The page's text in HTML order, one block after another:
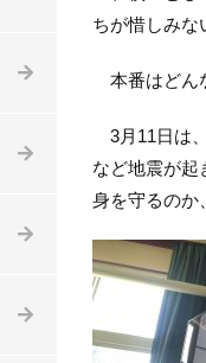
ちが惜しみな
本番はどん
3月 11日は
など地震が起
身を守るのか